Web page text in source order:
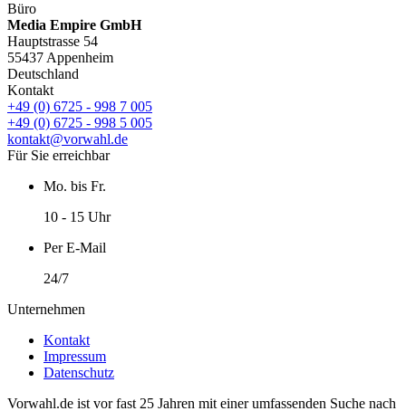
Büro
Media Empire GmbH
Hauptstrasse 54
55437 Appenheim
Deutschland
Kontakt
+49 (0) 6725 - 998 7 005
+49 (0) 6725 - 998 5 005
kontakt@vorwahl.de
Für Sie erreichbar
Mo. bis Fr.
10 - 15 Uhr
Per E-Mail
24/7
Unternehmen
Kontakt
Impressum
Datenschutz
Vorwahl.de ist vor fast 25 Jahren mit einer umfassenden Suche nach